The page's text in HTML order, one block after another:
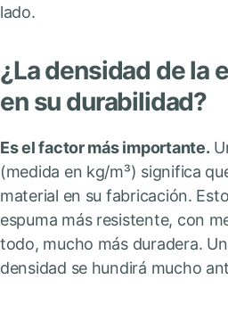
lado.
¿La densidad de la
en su durabilidad?
Es el factor más importante.
(medida en kg/m³) significa
material en su fabricación.
espuma más resistente, con
todo, mucho más duradera.
densidad se hundirá mucho